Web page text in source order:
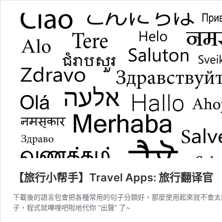
【旅行小帮手】Travel Apps: 旅行翻译官
下載後的語言包會把各種常用的句子分類好，那麼使用起來就不會
子，程式就嗶哩吧啦地代你 “出聲” 了~